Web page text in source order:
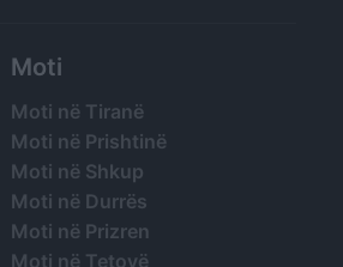
Moti
Moti në Tiranë
Moti në Prishtinë
Moti në Shkup
Moti në Durrës
Moti në Prizren
Moti në Tetovë